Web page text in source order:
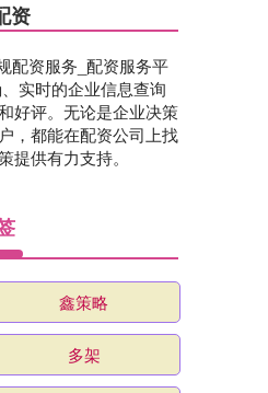
资
配资服务_配资服务平
实时的企业信息查询
好评。无论是企业决策
，都能在配资公司上找
提供有力支持。
鑫策略
多架